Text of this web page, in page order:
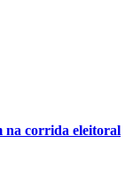
na corrida eleitoral